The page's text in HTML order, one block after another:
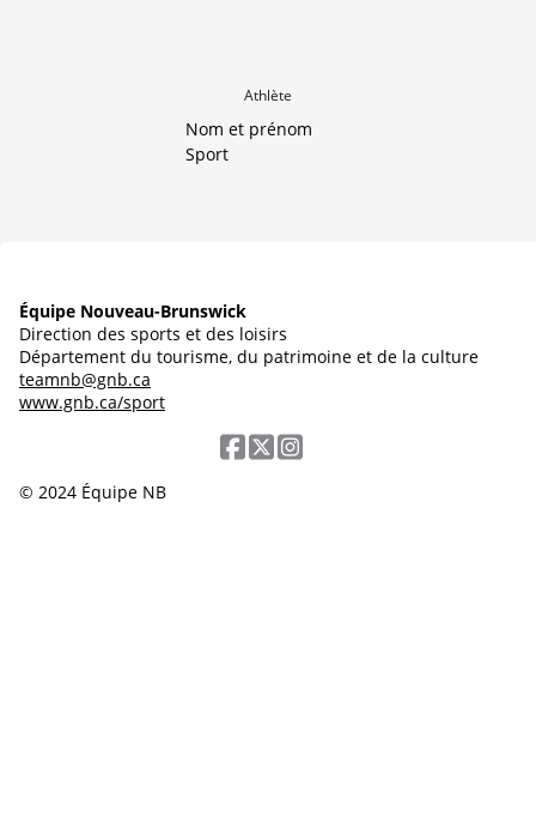
Athlète
Nom et prénom
Sport
Équipe Nouveau-Brunswick
Direction des sports et des loisirs
Département du tourisme, du patrimoine et de la culture
teamnb@gnb.ca
www.gnb.ca/sport
© 2024 Équipe NB